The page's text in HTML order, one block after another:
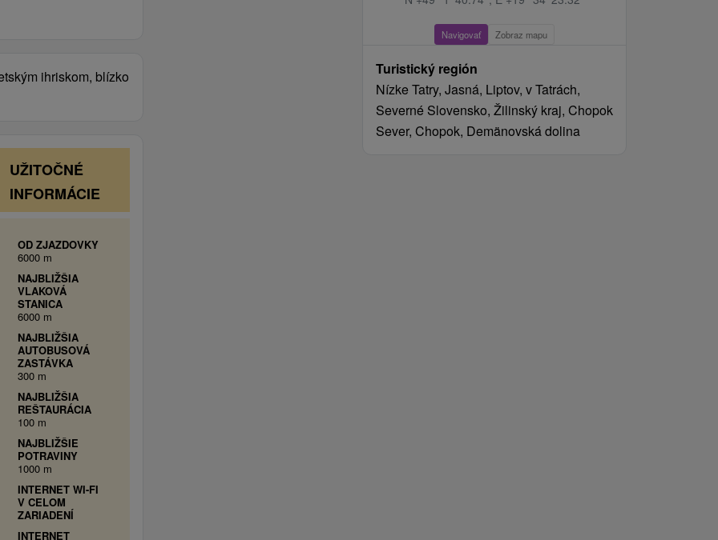
Navigovať Zobraz mapu
Turistický región
Nízke Tatry, Jasná, Liptov, v Tatrách,
Severné Slovensko, Žilinský kraj, Chopok
Sever, Chopok, Demänovská dolina
ihriskom, blízko
UŽITOČNÉ
INFORMÁCIE
OD ZJAZDOVKY
6000 m
NAJBLIŽŠIA
VLAKOVÁ
STANICA
6000 m
NAJBLIŽŠIA
AUTOBUSOVÁ
ZASTÁVKA
300 m
NAJBLIŽŠIA
REŠTAURÁCIA
100 m
NAJBLIŽŠIE
POTRAVINY
1000 m
INTERNET WI-FI
V CELOM
ZARIADENÍ
INTERNET